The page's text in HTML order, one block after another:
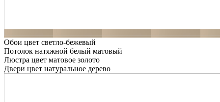
Обои цвет светло-бежевый
Потолок натяжной белый матовый
Люстра цвет матовое золото
Двери цвет натуральное дерево